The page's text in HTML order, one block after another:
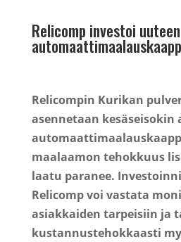
Relicomp investoi uuteen
Relicompin Kurikan
asennetaan kesäseisokin
maalaamon tehokkuus
laatu paranee.
Relicomp voi vastata
asiakkaiden tarpeisiin ja
kustannustehokkaasti